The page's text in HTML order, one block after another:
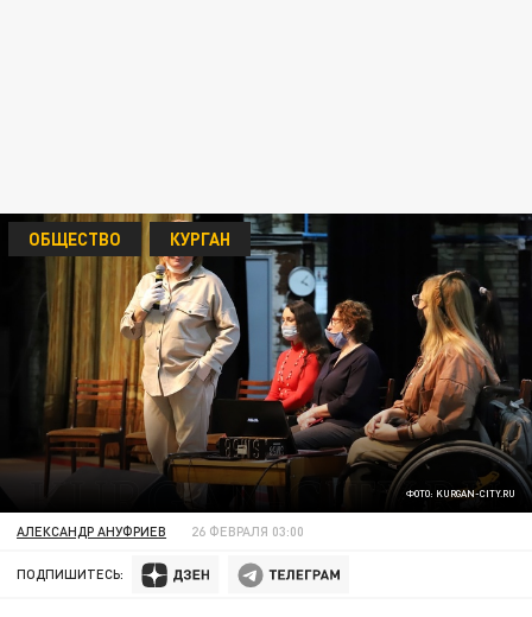
ФОТО: KURGAN-CITY.RU
ОБЩЕСТВО КУРГАН
АЛЕКСАНДР АНУФРИЕВ 26 ФЕВРАЛЯ 03:00
ПОДПИШИТЕСЬ: